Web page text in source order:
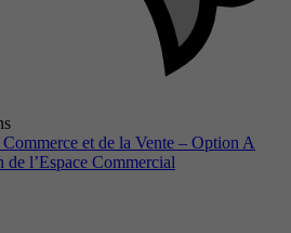
et de la Vente – Option A
l’Espace Commercial